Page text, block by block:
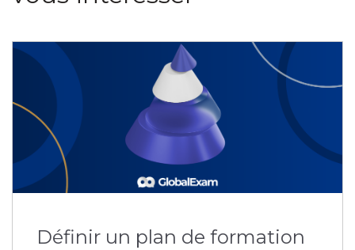
Définir un plan de formation